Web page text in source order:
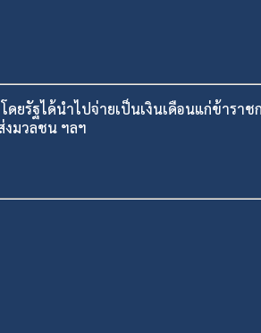
ยรัฐได้นำไปจ่ายเป็นเงินเดือนแก่ข้าร
มวลชน ฯลฯ